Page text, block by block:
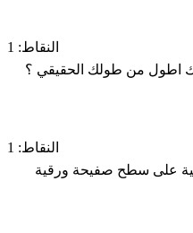
النقاط: 1
اطول من طولك الحقيقي ؟
النقاط: 1
على سطح صفيحة ورقية